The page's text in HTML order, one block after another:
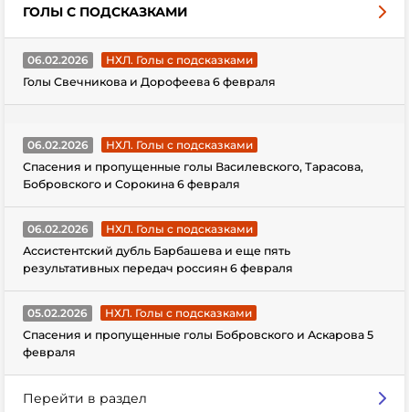
ГОЛЫ С ПОДСКАЗКАМИ
06.02.2026
НХЛ. Голы с подсказками
Голы Свечникова и Дорофеева 6 февраля
06.02.2026
НХЛ. Голы с подсказками
Спасения и пропущенные голы Василевского, Тарасова,
Бобровского и Сорокина 6 февраля
06.02.2026
НХЛ. Голы с подсказками
Ассистентский дубль Барбашева и еще пять
результативных передач россиян 6 февраля
05.02.2026
НХЛ. Голы с подсказками
Спасения и пропущенные голы Бобровского и Аскарова 5
февраля
Перейти в раздел